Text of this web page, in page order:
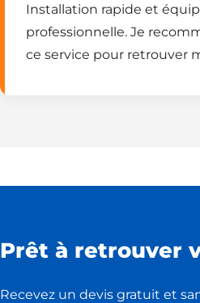
Installation rapide et
professionnelle. Je
ce service pour retrouver
Prêt à retrouver
Recevez un devis gratuit et